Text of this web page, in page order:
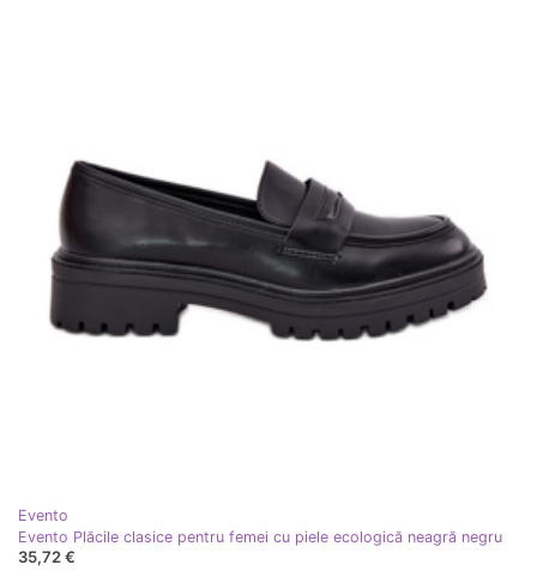
Evento
Evento Plăcile clasice pentru femei cu piele ecologică neagră negru
35,72 €